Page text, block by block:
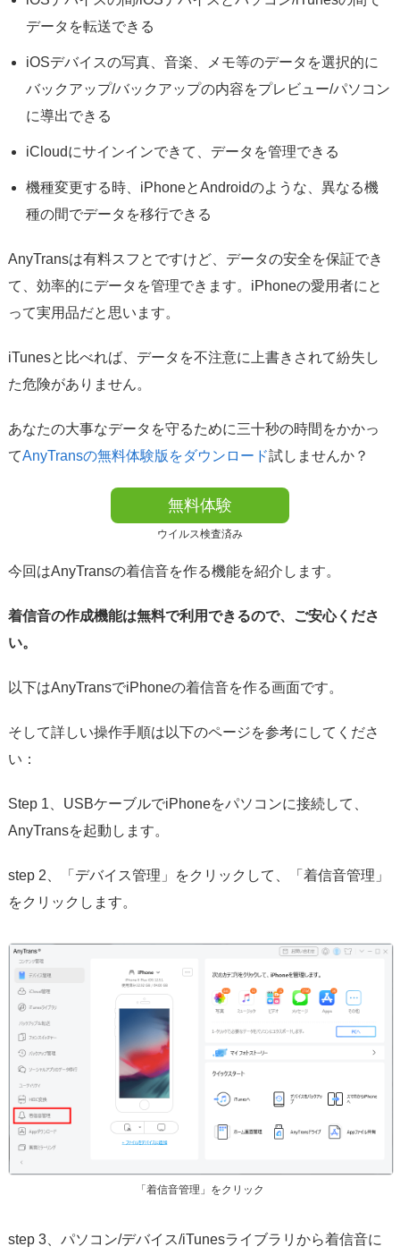
データを転送できる
iOSデバイスの写真、音楽、メモ等のデータを選択的に
バックアップ/バックアップの内容をプレビュー/パソコン
に導出できる
iCloudにサインインできて、データを管理できる
機種変更する時、iPhoneとAndroidのような、異なる機
種の間でデータを移行できる
AnyTransは有料スフとですけど、データの安全を保証でき
て、効率的にデータを管理できます。iPhoneの愛用者にと
って実用品だと思います。
iTunesと比べれば、データを不注意に上書きされて紛失し
た危険がありません。
あなたの大事なデータを守るために三十秒の時間をかかっ
てAnyTransの無料体験版をダウンロード試しませんか？
無料体験
ウイルス検査済み
今回はAnyTransの着信音を作る機能を紹介します。
着信音の作成機能は無料で利用できるので、ご安心くださ
い。
以下はAnyTransでiPhoneの着信音を作る画面です。
そして詳しい操作手順は以下のページを参考にしてくださ
い：
Step 1、USBケーブルでiPhoneをパソコンに接続して、
AnyTransを起動します。
step 2、「デバイス管理」をクリックして、「着信音管理」
をクリックします。
「着信音管理」をクリック
step 3、パソコン/デバイス/iTunesライブラリから着信音に